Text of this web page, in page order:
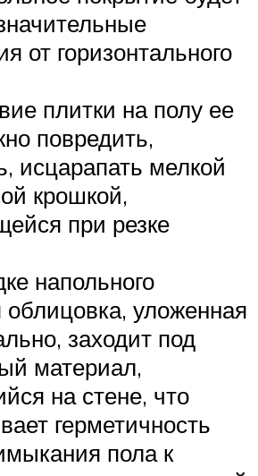
от горизонтального
плитки на полу ее
повредить,
исцарапать мелкой
крошкой,
при резке
напольного
облицовка, уложенная
заходит под
материал,
на стене, что
герметичность
пола к